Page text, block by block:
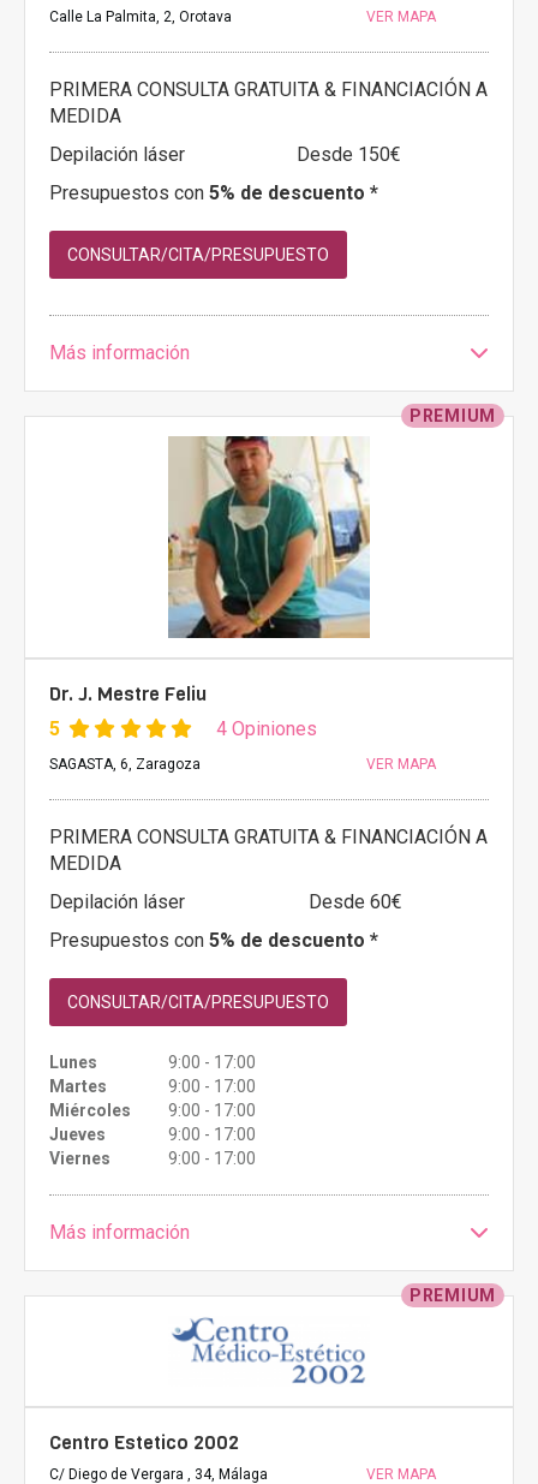
Calle La Palmita, 2, Orotava VER MAPA
PRIMERA CONSULTA GRATUITA & FINANCIACIÓN A
MEDIDA
Depilación láser
Desde 150€
Presupuestos con 5% de descuento *
CONSULTAR/CITA/PRESUPUESTO
Más información
PREMIUM
Dr. J. Mestre Feliu
5 4 Opiniones
SAGASTA, 6, Zaragoza VER MAPA
PRIMERA CONSULTA GRATUITA & FINANCIACIÓN A
MEDIDA
Depilación láser
Desde 60€
Presupuestos con 5% de descuento *
CONSULTAR/CITA/PRESUPUESTO
Lunes
9:00 - 17:00
Martes
9:00 - 17:00
Miércoles
9:00 - 17:00
Jueves
9:00 - 17:00
Viernes
9:00 - 17:00
Más información
PREMIUM
Centro Estetico 2002
C/ Diego de Vergara , 34, Málaga VER MAPA